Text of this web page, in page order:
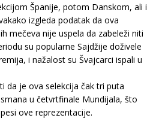
Španije, potom Danskom, ali i
izgleda podatak da ova
mečeva nije uspela da zabeleži niti
su popularne Sajdžije doživele
i nažalost su Švajcarci ispali u
da je ova selekcija čak tri puta
u četvrtfinale Mundijala, što
ove reprezentacije.